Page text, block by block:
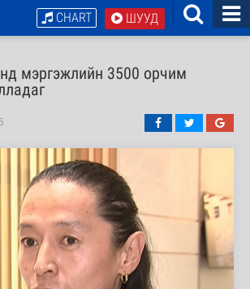
ШУУД
CHART
мэргэжлийн 3500 орчим